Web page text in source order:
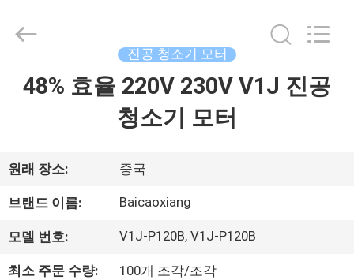
품
우
리
Biotech
Reserved.
Developed
진공 청소기 모터
48% 효율 220V 230V V1J 진공
청소기 모터
원래 장소: 중국
브랜드 이름: Baicaoxiang
모델 번호: V1J-P120B, V1J-P120B
최소 주문 수량: 100개 조각/조각